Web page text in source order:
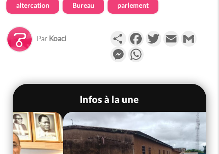
altercation Bureau parlement
Par Koaci PartagerFacebookTwitterEmail
Messenger
Infos à la une